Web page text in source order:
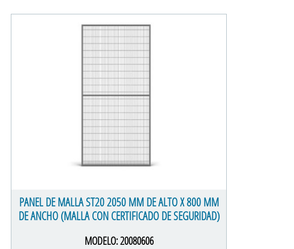
PANEL DE MALLA ST20 2050 MM DE ALTO X 800 MM
DE ANCHO (MALLA CON CERTIFICADO DE SEGURIDAD)
MODELO:20080606